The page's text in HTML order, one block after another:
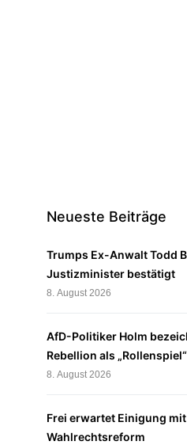
Neueste Beiträge
Trumps Ex-Anwalt Todd
Justizminister bestätigt
8. August 2026
AfD-Politiker Holm
Rebellion als „Rollenspiel“
8. August 2026
Frei erwartet Einigung mit
Wahlrechtsreform